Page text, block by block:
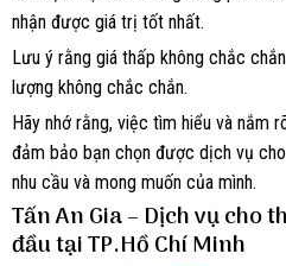
nhận được giá trị tốt nhất.
Lưu ý rằng giá thấp không chắc
lượng không chắc chắn.
Hãy nhớ rằng, việc tìm hiểu và nắm
đảm bảo bạn chọn được dịch vụ cho
nhu cầu và mong muốn của mình.
Tấn An Gia – Dịch vụ cho
đầu tại TP.Hồ Chí Minh